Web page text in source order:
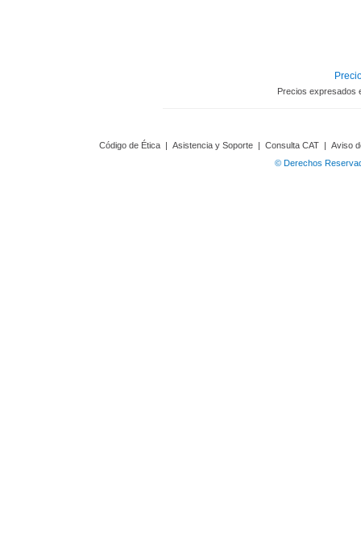
Precios expresados
Código de Ética | Asistencia y Soporte | Consulta CAT | Aviso
© Derechos